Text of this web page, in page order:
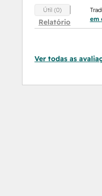
Útil (0)
Relatório
em
Ver todas as